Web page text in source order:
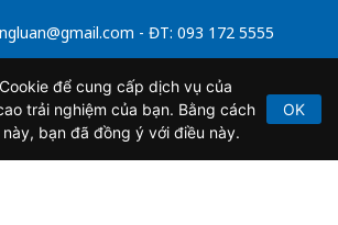
- ĐT: 093 172 5555
Thuận
báo chí điện tử số 64/GP-BTTTT do Bộ
cấp ngày 21/2/2020.
để cung cấp dịch vụ của
trải nghiệm của bạn. Bằng cách
bạn đã đồng ý với điều này.
OK